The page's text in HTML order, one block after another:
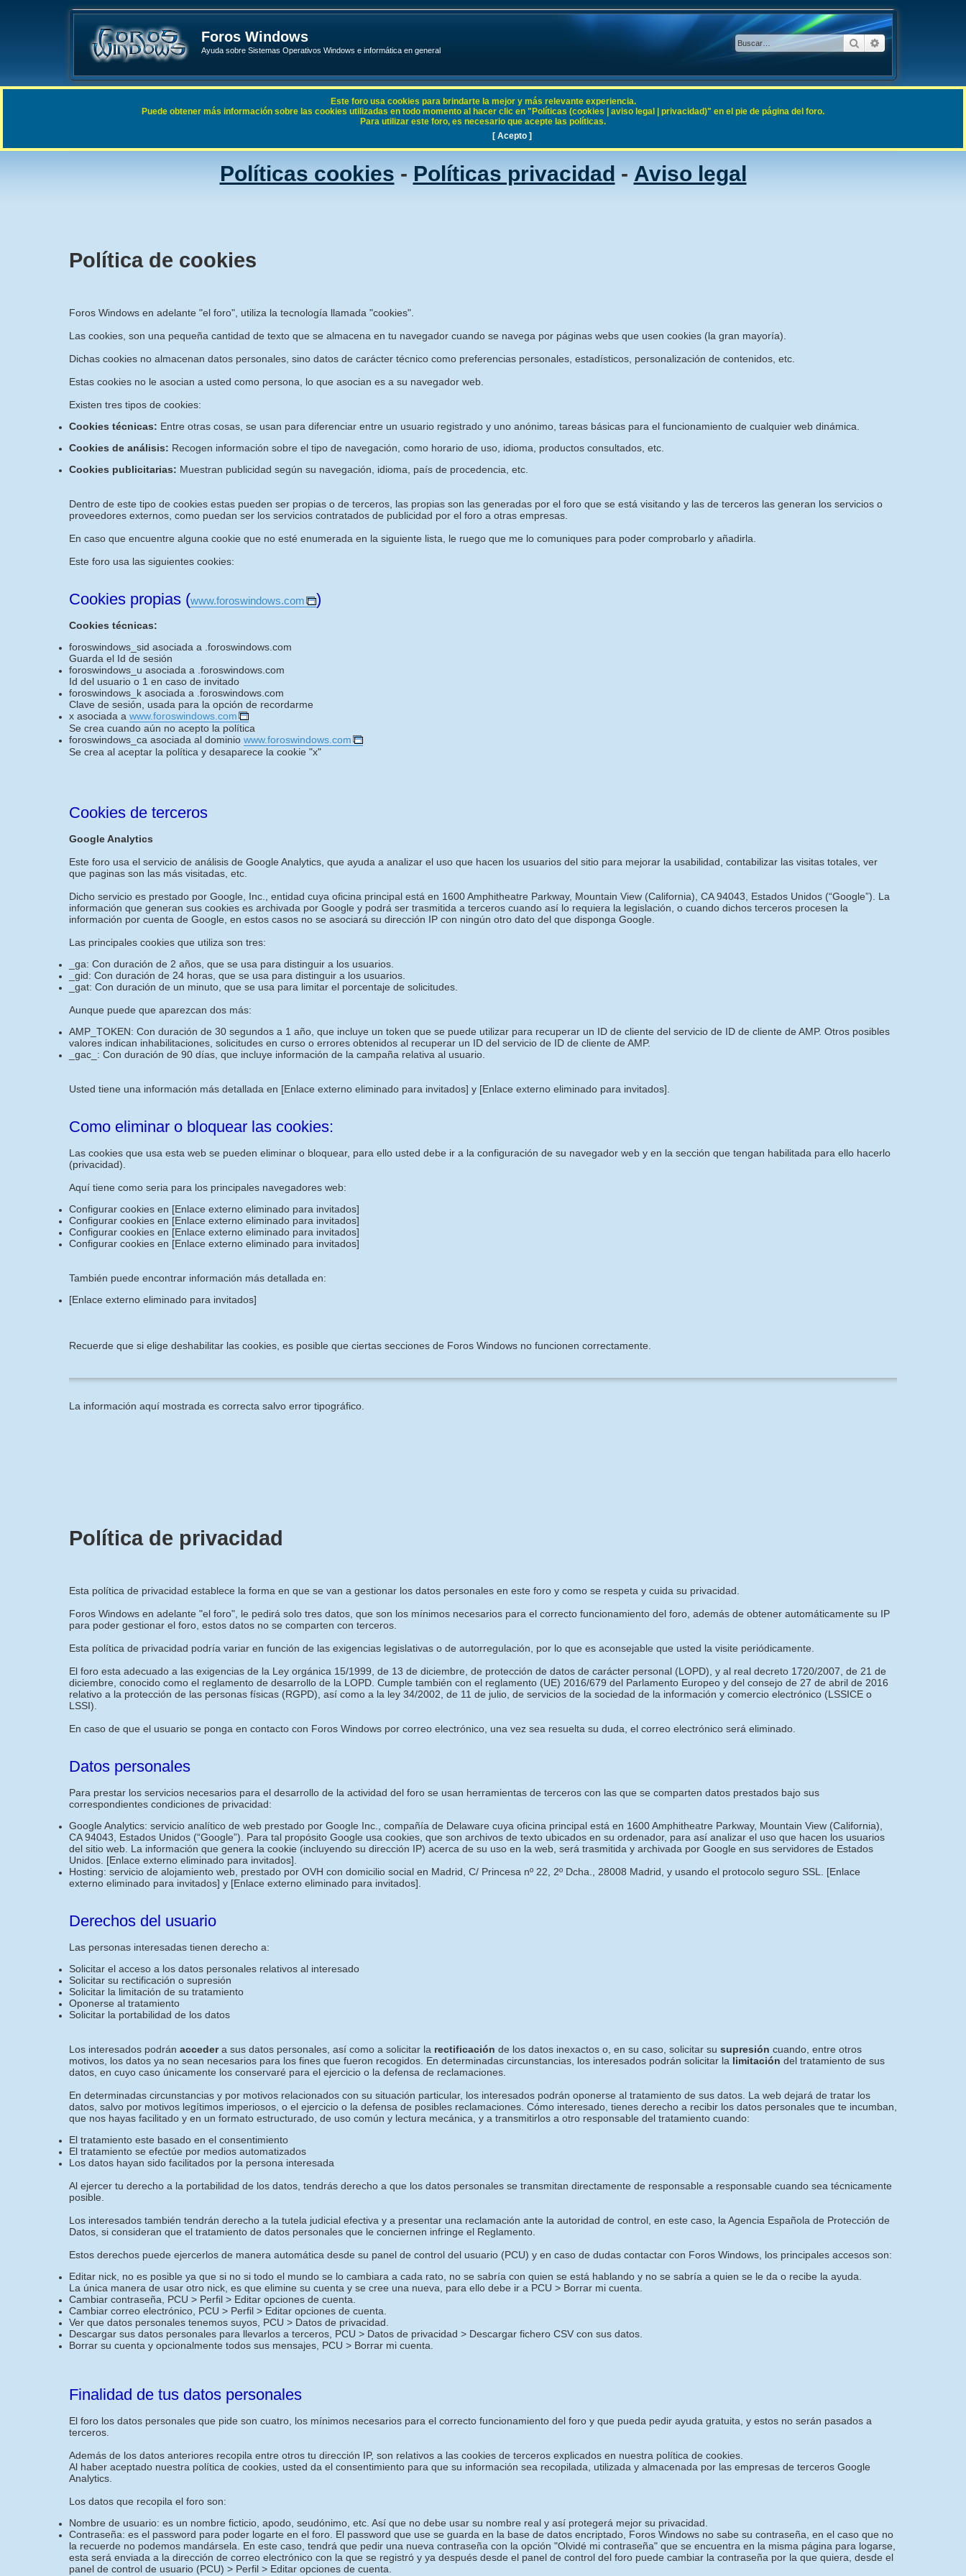
Foros Windows
Ayuda sobre Sistemas Operativos Windows e informática en general
BuscarBúsqueda
Enlaces rápidos FAQ
Políticas cookies - Políticas privacidad - Aviso legal
Política de cookies
Foros Windows en adelante "el foro", utiliza la tecnología llamada "cookies".
Las cookies, son una pequeña cantidad de texto que se almacena en tu navegador cuando se navega por páginas webs que usen cookies (la gran mayoría).
Dichas cookies no almacenan datos personales, sino datos de carácter técnico como preferencias personales, estadísticos, personalización de contenidos, etc.
Estas cookies no le asocian a usted como persona, lo que asocian es a su navegador web.
Existen tres tipos de cookies:
Cookies técnicas: Entre otras cosas, se usan para diferenciar entre un usuario registrado y uno anónimo, tareas básicas para el funcionamiento de cualquier web dinámica.
Cookies de análisis: Recogen información sobre el tipo de navegación, como horario de uso, idioma, productos consultados, etc.
Cookies publicitarias: Muestran publicidad según su navegación, idioma, país de procedencia, etc.
Dentro de este tipo de cookies estas pueden ser propias o de terceros, las propias son las generadas por el foro que se está visitando y las de terceros las generan los servicios o
proveedores externos, como puedan ser los servicios contratados de publicidad por el foro a otras empresas.
En caso que encuentre alguna cookie que no esté enumerada en la siguiente lista, le ruego que me lo comuniques para poder comprobarlo y añadirla.
Este foro usa las siguientes cookies:
Cookies propias (www.foroswindows.com )
Cookies técnicas:
foroswindows_sid asociada a .foroswindows.com
Guarda el Id de sesión
foroswindows_u asociada a .foroswindows.com
Id del usuario o 1 en caso de invitado
foroswindows_k asociada a .foroswindows.com
Clave de sesión, usada para la opción de recordarme
x asociada a www.foroswindows.com
Se crea cuando aún no acepto la política
foroswindows_ca asociada al dominio www.foroswindows.com
Se crea al aceptar la política y desaparece la cookie "x"
Cookies de terceros
Google Analytics
Este foro usa el servicio de análisis de Google Analytics, que ayuda a analizar el uso que hacen los usuarios del sitio para mejorar la usabilidad, contabilizar las visitas totales, ver
que paginas son las más visitadas, etc.
Dicho servicio es prestado por Google, Inc., entidad cuya oficina principal está en 1600 Amphitheatre Parkway, Mountain View (California), CA 94043, Estados Unidos (“Google”). La
información que generan sus cookies es archivada por Google y podrá ser trasmitida a terceros cuando así lo requiera la legislación, o cuando dichos terceros procesen la
información por cuenta de Google, en estos casos no se asociará su dirección IP con ningún otro dato del que disponga Google.
Las principales cookies que utiliza son tres:
_ga: Con duración de 2 años, que se usa para distinguir a los usuarios.
_gid: Con duración de 24 horas, que se usa para distinguir a los usuarios.
_gat: Con duración de un minuto, que se usa para limitar el porcentaje de solicitudes.
Aunque puede que aparezcan dos más:
AMP_TOKEN: Con duración de 30 segundos a 1 año, que incluye un token que se puede utilizar para recuperar un ID de cliente del servicio de ID de cliente de AMP. Otros posibles
valores indican inhabilitaciones, solicitudes en curso o errores obtenidos al recuperar un ID del servicio de ID de cliente de AMP.
_gac_: Con duración de 90 días, que incluye información de la campaña relativa al usuario.
Usted tiene una información más detallada en [Enlace externo eliminado para invitados] y [Enlace externo eliminado para invitados]
Como eliminar o bloquear las cookies:
Las cookies que usa esta web se pueden eliminar o bloquear, para ello usted debe ir a la configuración de su navegador web y en la sección que tengan habilitada para ello hacerlo
(privacidad).
Aquí tiene como seria para los principales navegadores web:
Configurar cookies en [Enlace externo eliminado para invitados]
Configurar cookies en [Enlace externo eliminado para invitados]
Configurar cookies en [Enlace externo eliminado para invitados]
Configurar cookies en [Enlace externo eliminado para invitados]
También puede encontrar información más detallada en:
[Enlace externo eliminado para invitados]
Recuerde que si elige deshabilitar las cookies, es posible que ciertas secciones de Foros Windows no funcionen correctamente.
La información aquí mostrada es correcta salvo error tipográfico.
Política de privacidad
Esta política de privacidad establece la forma en que se van a gestionar los datos personales en este foro y como se respeta y cuida su privacidad.
Foros Windows en adelante "el foro", le pedirá solo tres datos, que son los mínimos necesarios para el correcto funcionamiento del foro, además de obtener automáticamente su IP
para poder gestionar el foro, estos datos no se comparten con terceros.
Esta política de privacidad podría variar en función de las exigencias legislativas o de autorregulación, por lo que es aconsejable que usted la visite periódicamente.
El foro esta adecuado a las exigencias de la Ley orgánica 15/1999, de 13 de diciembre, de protección de datos de carácter personal (LOPD), y al real decreto 1720/2007, de 21 de
diciembre, conocido como el reglamento de desarrollo de la LOPD. Cumple también con el reglamento (UE) 2016/679 del Parlamento Europeo y del consejo de 27 de abril de 2016
relativo a la protección de las personas físicas (RGPD), así como a la ley 34/2002, de 11 de julio, de servicios de la sociedad de la información y comercio electrónico (LSSICE o
LSSI).
En caso de que el usuario se ponga en contacto con Foros Windows por correo electrónico, una vez sea resuelta su duda, el correo electrónico será eliminado.
Datos personales
Para prestar los servicios necesarios para el desarrollo de la actividad del foro se usan herramientas de terceros con las que se comparten datos prestados bajo sus
correspondientes condiciones de privacidad:
Google Analytics: servicio analítico de web prestado por Google Inc., compañía de Delaware cuya oficina principal está en 1600 Amphitheatre Parkway, Mountain View (California),
CA 94043, Estados Unidos (“Google”). Para tal propósito Google usa cookies, que son archivos de texto ubicados en su ordenador, para así analizar el uso que hacen los usuarios
del sitio web. La información que genera la cookie (incluyendo su dirección IP) acerca de su uso en la web, será trasmitida y archivada por Google en sus servidores de Estados
Unidos. [Enlace externo eliminado para invitados]
Hosting: servicio de alojamiento web, prestado por OVH con domicilio social en Madrid, C/ Princesa nº 22, 2º Dcha., 28008 Madrid, y usando el protocolo seguro SSL. [Enlace
externo eliminado para invitados] y [Enlace externo eliminado para invitados]
Derechos del usuario
Las personas interesadas tienen derecho a:
Solicitar el acceso a los datos personales relativos al interesado
Solicitar su rectificación o supresión
Solicitar la limitación de su tratamiento
Oponerse al tratamiento
Solicitar la portabilidad de los datos
Los interesados podrán accedera sus datos personales, así como a solicitar la rectificación de los datos inexactos o, en su caso, solicitar su supresión cuando, entre otros
motivos, los datos ya no sean necesarios para los fines que fueron recogidos. En determinadas circunstancias, los interesados podrán solicitar la limitación del tratamiento de sus
datos, en cuyo caso únicamente los conservaré para el ejercicio o la defensa de reclamaciones.
En determinadas circunstancias y por motivos relacionados con su situación particular, los interesados podrán oponerse al tratamiento de sus datos. La web dejará de tratar los
datos, salvo por motivos legítimos imperiosos, o el ejercicio o la defensa de posibles reclamaciones. Cómo interesado, tienes derecho a recibir los datos personales que te incumban,
que nos hayas facilitado y en un formato estructurado, de uso común y lectura mecánica, y a transmitirlos a otro responsable del tratamiento cuando:
El tratamiento este basado en el consentimiento
El tratamiento se efectúe por medios automatizados
Los datos hayan sido facilitados por la persona interesada
Al ejercer tu derecho a la portabilidad de los datos, tendrás derecho a que los datos personales se transmitan directamente de responsable a responsable cuando sea técnicamente
posible.
Los interesados también tendrán derecho a la tutela judicial efectiva y a presentar una reclamación ante la autoridad de control, en este caso, la Agencia Española de Protección de
Datos, si consideran que el tratamiento de datos personales que le conciernen infringe el Reglamento.
Estos derechos puede ejercerlos de manera automática desde su panel de control del usuario (PCU) y en caso de dudas contactar con Foros Windows, los principales accesos son:
Editar nick, no es posible ya que si no si todo el mundo se lo cambiara a cada rato, no se sabría con quien se está hablando y no se sabría a quien se le da o recibe la ayuda.
La única manera de usar otro nick, es que elimine su cuenta y se cree una nueva, para ello debe ir a PCU > Borrar mi cuenta.
Cambiar contraseña, PCU > Perfil > Editar opciones de cuenta.
Cambiar correo electrónico, PCU > Perfil > Editar opciones de cuenta.
Ver que datos personales tenemos suyos, PCU > Datos de privacidad.
Descargar sus datos personales para llevarlos a terceros, PCU > Datos de privacidad > Descargar fichero CSV con sus datos.
Borrar su cuenta y opcionalmente todos sus mensajes, PCU > Borrar mi cuenta.
Finalidad de tus datos personales
El foro los datos personales que pide son cuatro, los mínimos necesarios para el correcto funcionamiento del foro y que pueda pedir ayuda gratuita, y estos no serán pasados a
terceros.
Además de los datos anteriores recopila entre otros tu dirección IP, son relativos a las cookies de terceros explicados en nuestra política de cookies.
Al haber aceptado nuestra política de cookies, usted da el consentimiento para que su información sea recopilada, utilizada y almacenada por las empresas de terceros Google
Analytics.
Los datos que recopila el foro son:
Nombre de usuario: es un nombre ficticio, apodo, seudónimo, etc. Así que no debe usar su nombre real y así protegerá mejor su privacidad.
Contraseña: es el password para poder logarte en el foro. El password que use se guarda en la base de datos encriptado, Foros Windows no sabe su contraseña, en el caso que no
la recuerde no podemos mandársela. En este caso, tendrá que pedir una nueva contraseña con la opción "Olvidé mi contraseña" que se encuentra en la misma página para logarse,
esta será enviada a la dirección de correo electrónico con la que se registró y ya después desde el panel de control del foro puede cambiar la contraseña por la que quiera, desde el
panel de control de usuario (PCU) > Perfil > Editar opciones de cuenta.
Este foro usa cookies para brindarte la mejor y más relevante experiencia.
Puede obtener más información sobre las cookies utilizadas en todo momento al hacer clic en "Políticas (cookies | aviso legal | privacidad)" en el pie de página del foro.
Para utilizar este foro, es necesario que acepte las políticas.
[ Acepto ]